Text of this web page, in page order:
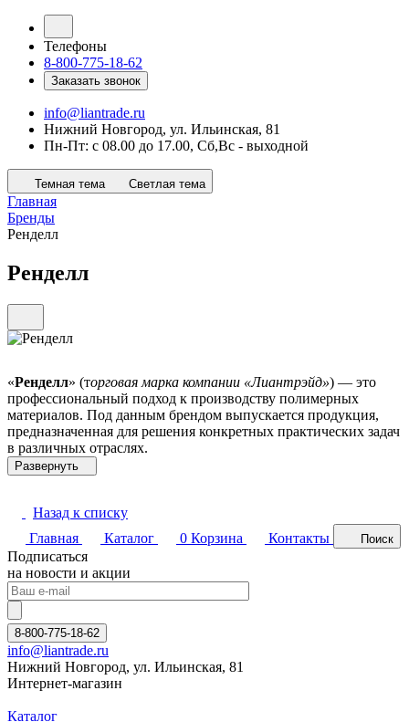
Телефоны
8-800-775-18-62
Заказать звонок
info@liantrade.ru
Нижний Новгород, ул. Ильинская, 81
Пн-Пт: c 08.00 до 17.00, Cб,Вс - выходной
Темная тема Светлая тема
Главная
Бренды
Ренделл
Ренделл
«Ренделл» (торговая марка компании «Лиантрэйд») — это
профессиональный подход к производству полимерных
материалов. Под данным брендом выпускается продукция,
предназначенная для решения конкретных практических задач
в различных отраслях.
Назад к списку
Главная
Каталог 0 Корзина Контакты Поиск
Подписаться
на новости и акции
8-800-775-18-62
info@liantrade.ru
Нижний Новгород, ул. Ильинская, 81
Интернет-магазин
Каталог